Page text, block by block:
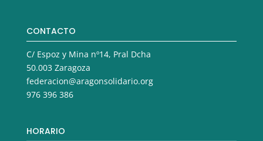
CONTACTO
C/ Espoz y Mina nº14, Pral Dcha
50.003 Zaragoza
federacion@aragonsolidario.org
976 396 386
HORARIO